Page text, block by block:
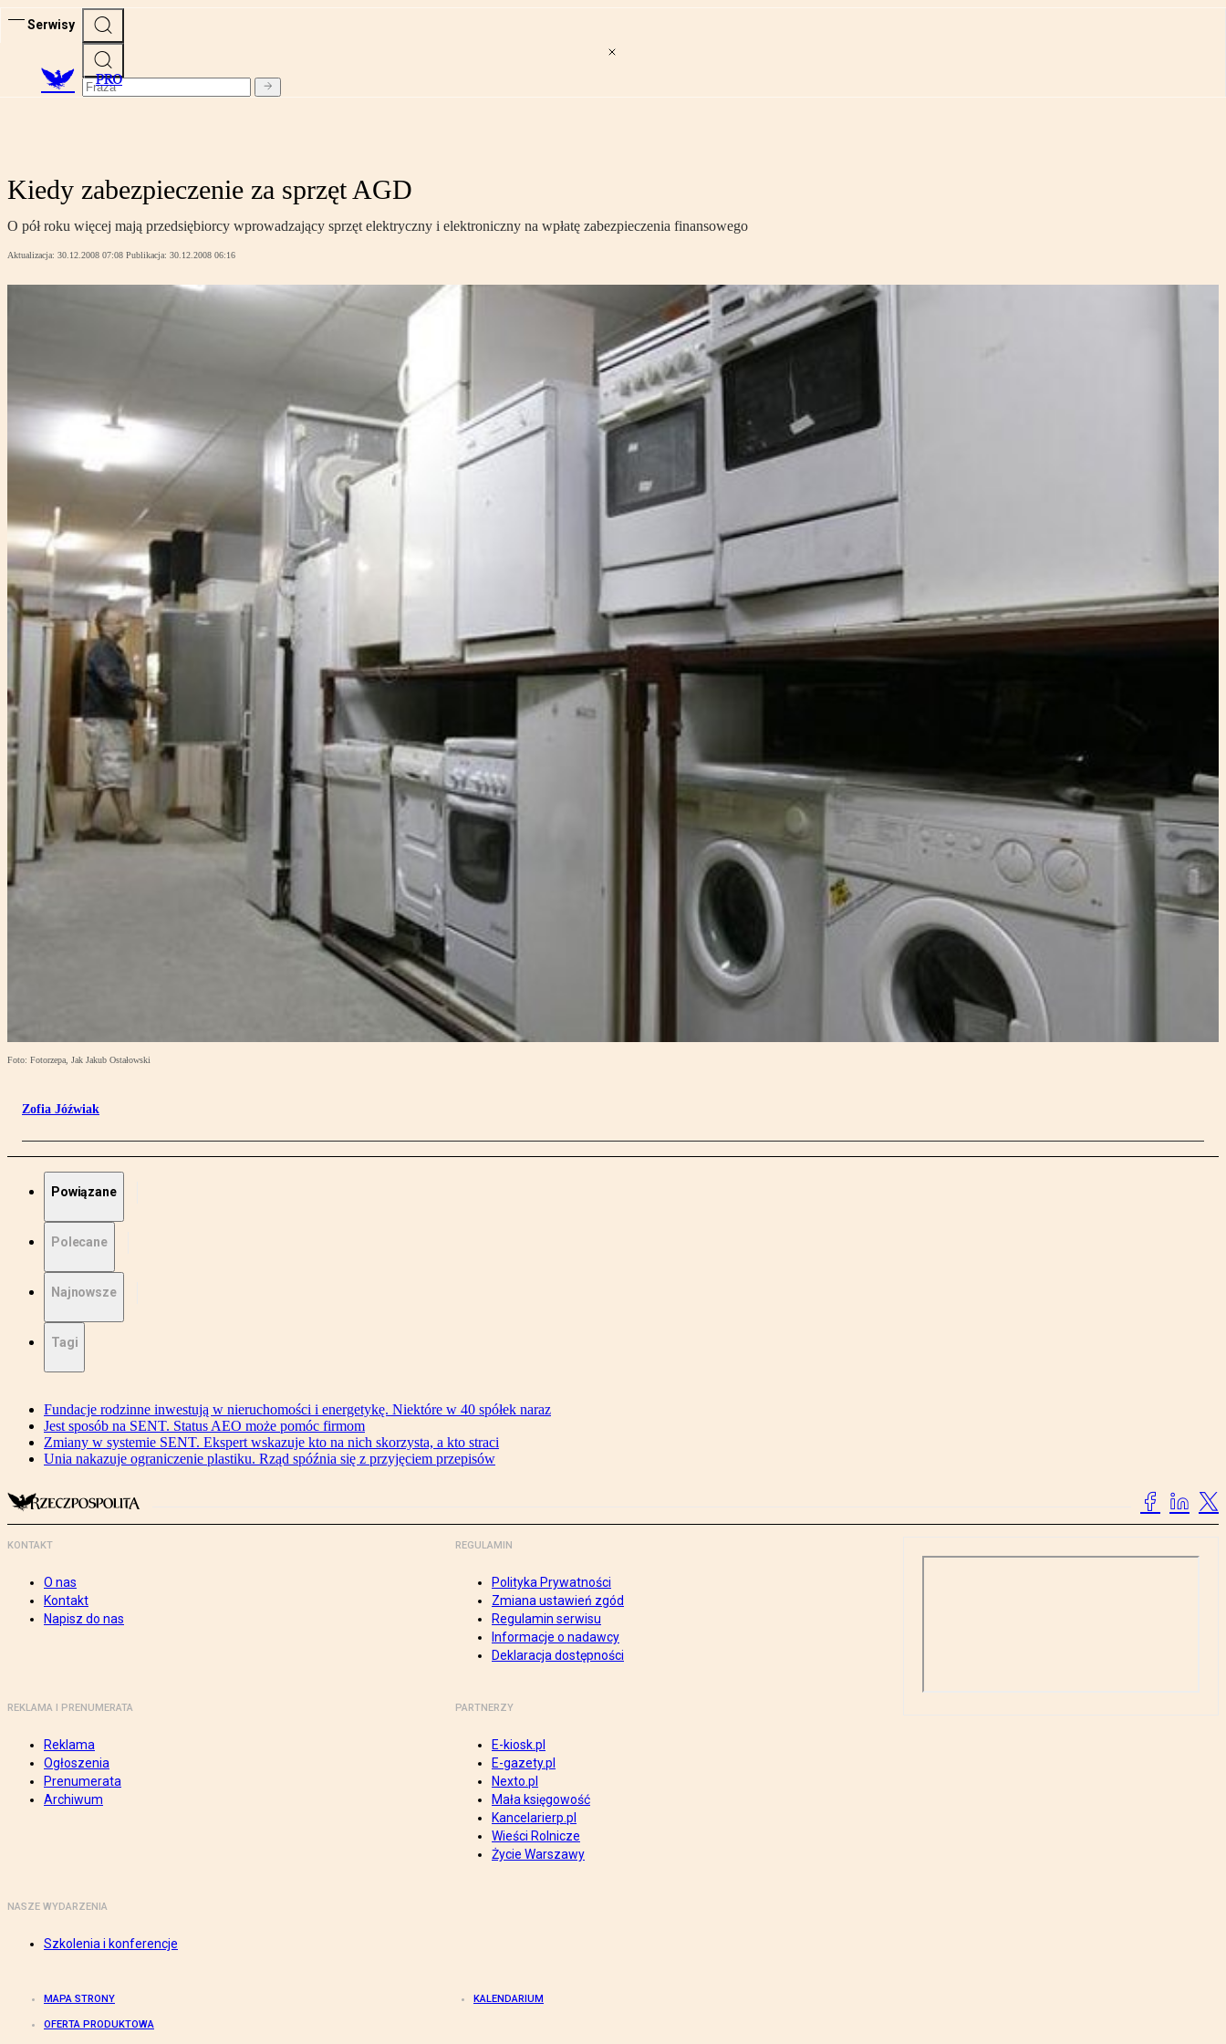
Serwisy
PRO
Kiedy zabezpieczenie za sprzęt AGD
O pół roku więcej mają przedsiębiorcy wprowadzający sprzęt elektryczny i elektroniczny na wpłatę zabezpieczenia finansowego
Aktualizacja: 30.12.2008 07:08 Publikacja: 30.12.2008 06:16
Foto: Fotorzepa, Jak Jakub Ostałowski
Zofia Jóźwiak
Powiązane
Polecane
Najnowsze
Tagi
Fundacje rodzinne inwestują w nieruchomości i energetykę. Niektóre w 40 spółek naraz
Jest sposób na SENT. Status AEO może pomóc firmom
Zmiany w systemie SENT. Ekspert wskazuje kto na nich skorzysta, a kto straci
Unia nakazuje ograniczenie plastiku. Rząd spóźnia się z przyjęciem przepisów
KONTAKT
O nas
Kontakt
Napisz do nas
REGULAMIN
Polityka Prywatności
Zmiana ustawień zgód
Regulamin serwisu
Informacje o nadawcy
Deklaracja dostępności
REKLAMA I PRENUMERATA
Reklama
Ogłoszenia
Prenumerata
Archiwum
PARTNERZY
E-kiosk.pl
E-gazety.pl
Nexto.pl
Mała księgowość
Kancelarierp.pl
Wieści Rolnicze
Życie Warszawy
NASZE WYDARZENIA
Szkolenia i konferencje
MAPA STRONY KALENDARIUM
OFERTA PRODUKTOWA